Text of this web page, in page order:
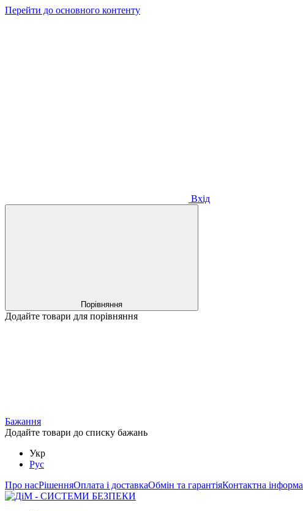
Перейти до основного контенту
Вхід
Порівняння
Додайте товари для порівняння
Бажання
Додайте товари до списку бажань
Укр
Рус
Про насРішенняОплата і доставкаОбмін та гарантіяКонтактна